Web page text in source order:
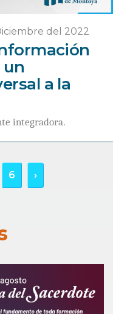
del 2022
un
a la
integradora.
6 ›